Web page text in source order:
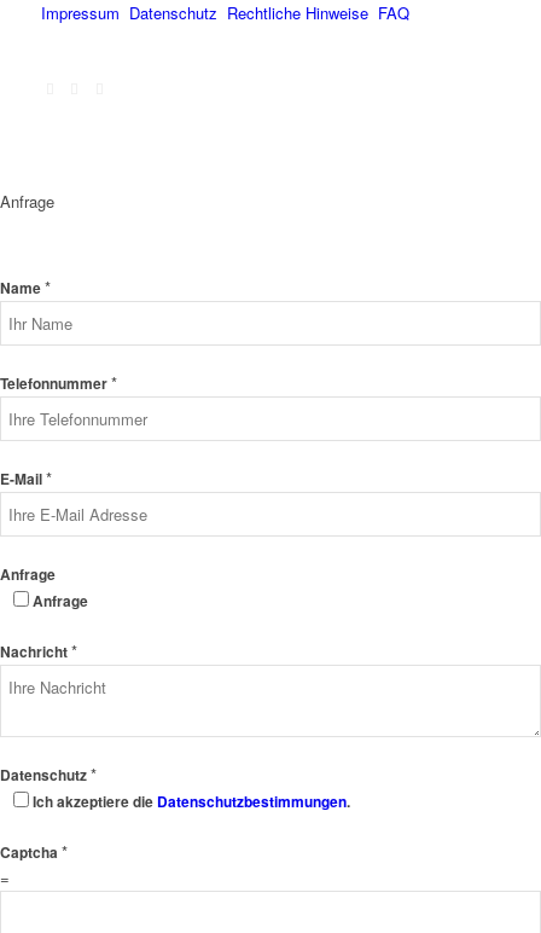
Impressum Datenschutz Rechtliche Hinweise FAQ
Anfrage
Name*
Telefonnummer*
E-Mail*
Anfrage
Anfrage
Nachricht*
Datenschutz*
Ich akzeptiere die Datenschutzbestimmungen.
Captcha *
=